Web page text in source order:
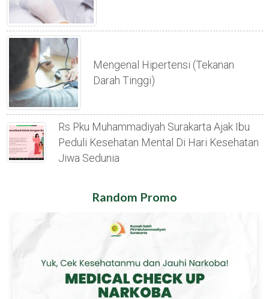
Mengenal Hipertensi (tekanan
Darah Tinggi)
Rs Pku Muhammadiyah Surakarta Ajak Ibu
Peduli Kesehatan Mental Di Hari Kesehatan
Jiwa Sedunia
Random Promo